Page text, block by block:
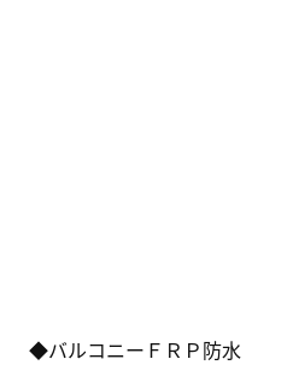
◆バルコニーＦＲＰ防水